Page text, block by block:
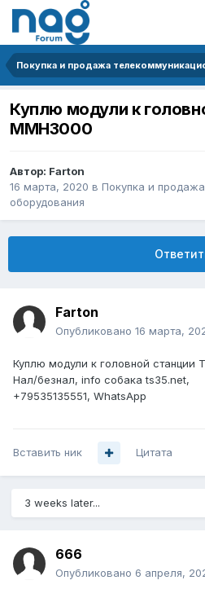
Куплю модули к
MMH3000
Автор: Farton
16 марта, 2020 в Покупка и
оборудования
Farton
Опубликовано 16 марта,
Куплю модули к головной станции
Нал/безнал, info собака ts35.net,
+795З51З5551, WhatsApp
Вставить ник Цитата
3 weeks later...
666
Опубликовано 6 апреля,